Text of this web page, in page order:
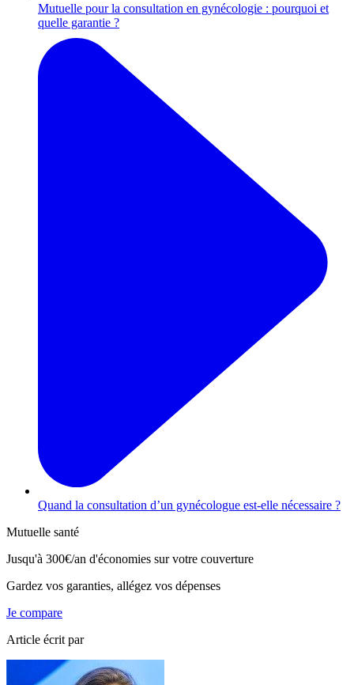
Mutuelle pour la consultation en gynécologie : pourquoi et
quelle garantie ?
Quand la consultation d’un gynécologue est-elle nécessaire ?
Mutuelle santé
Jusqu'à 300€/an d'économies sur votre couverture
Gardez vos garanties, allégez vos dépenses
Je compare
Article écrit par